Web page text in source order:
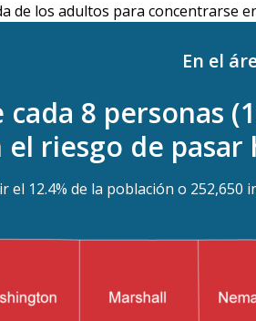
de los adultos para concentrarse
En el
cada 8 personas
riesgo de pasar
el 12.4% de la población o 252,650